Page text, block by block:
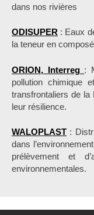
dans nos rivières
ODISUPER : Eaux
la teneur en
ORION, Interreg :
pollution chimique
transfrontaliers de la
leur résilience.
WALOPLAST :
dans
prélèvement et
environnementales.